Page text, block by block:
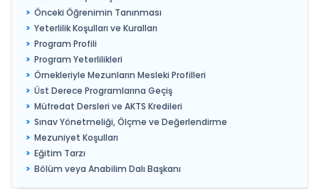
Önceki Öğrenimin Tanınması
Yeterlilik Koşulları ve Kuralları
Program Profili
Program Yeterlilikleri
Örnekleriyle Mezunların Mesleki Profilleri
Üst Derece Programlarına Geçiş
Müfredat Dersleri ve AKTS Kredileri
Sınav Yönetmeliği, Ölçme ve Değerlendirme
Mezuniyet Koşulları
Eğitim Tarzı
Bölüm veya Anabilim Dalı Başkanı